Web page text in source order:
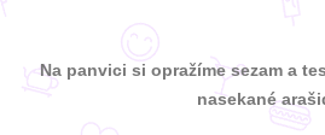
Na panvici si opražíme sezam a
nasekané